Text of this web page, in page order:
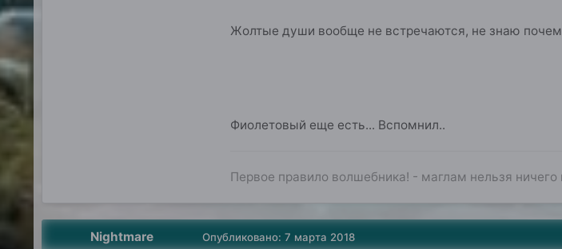
Жолтые души вообще не встречаются, не знаю
Фиолетовый еще есть... Вспомнил..
Первое правило волшебника! - маглам нельзя ничего
Nightmare Опубликовано: 7 марта 2018